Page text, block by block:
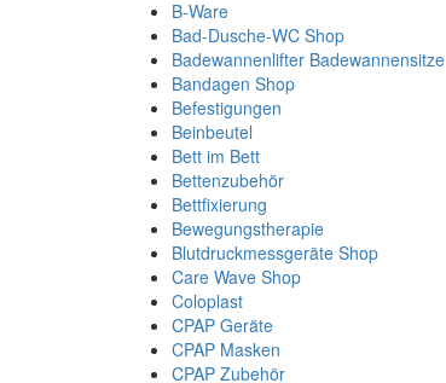
B-Ware
Bad-Dusche-WC Shop
Badewannenlifter Badewannensitze
Bandagen Shop
Befestigungen
Beinbeutel
Bett im Bett
Bettenzubehör
Bettfixierung
Bewegungstherapie
Blutdruckmessgeräte Shop
Care Wave Shop
Coloplast
CPAP Geräte
CPAP Masken
CPAP Zubehör